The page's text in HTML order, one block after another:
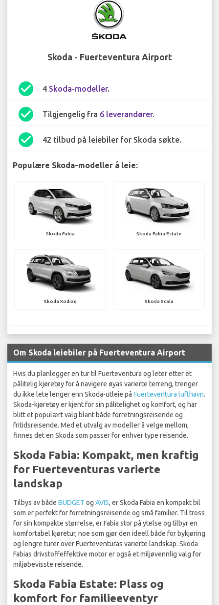
Skoda - Fuerteventura Airport
check_circle 4 Skoda-modeller.
check_circle Tilgjengelig fra 6 leverandører.
check_circle 42 tilbud på leiebiler for Skoda søkte.
Populære Skoda-modeller å leie:
Skoda Fabia Skoda Fabia Estate
Skoda Kodiaq Skoda Scala
Om Skoda leiebiler på Fuerteventura Airport
Hvis du planlegger en tur til Fuerteventura og leter etter et
pålitelig kjøretøy for å navigere øyas varierte terreng, trenger
du ikke lete lenger enn Skoda-utleie på Fuerteventura lufthavn.
Skoda-kjøretøy er kjent for sin pålitelighet og komfort, og har
blitt et populært valg blant både forretningsreisende og
fritidsreisende. Med et utvalg av modeller å velge mellom,
finnes det en Skoda som passer for enhver type reisende.
Skoda Fabia: Kompakt, men kraftig
for Fuerteventuras varierte
landskap
Tilbys av både BUDGET og AVIS, er Skoda Fabia en kompakt bil
som er perfekt for forretningsreisende og små familier. Til tross
for sin kompakte størrelse, er Fabia stor på ytelse og tilbyr en
komfortabel kjøretur, noe som gjør den ideell både for bykjøring
og lengre turer over Fuerteventuras varierte landskap. Skoda
Fabias drivstoffeffektive motor er også et miljøvennlig valg for
miljøbevisste reisende.
Skoda Fabia Estate: Plass og
komfort for familieeventyr